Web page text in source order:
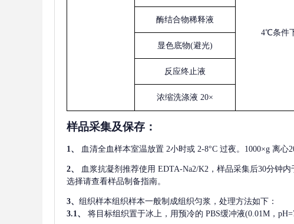
4℃条件
酶结合物稀释液
显色底物(避光)
反应终止液
浓缩洗涤液 20×
样品采集及保存 ：
1、 血清全血样本室温放置 2小时或 2-8°C 过夜。1000×g 离心
2、 血浆抗凝剂推荐使用 EDTA-Na2/K2，样品采集后30分钟
选择请查看样品制备指南。
3、 组织样本组织样本一般制成组织匀浆，处理方法如下：
3.1、
将目标组织置于冰上，用预冷的 PBS缓冲液(0.01M，